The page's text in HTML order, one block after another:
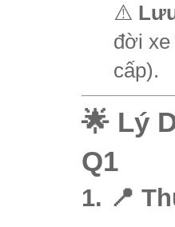
⚠️
đời xe
cấp).
🌟 Lý
Q1
1. 📍